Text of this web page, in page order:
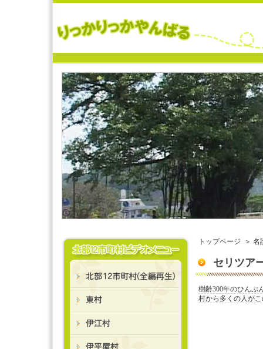
トップページ ＞ 名
セリツア
樹齢300年のひんぷ
村から多くの人が